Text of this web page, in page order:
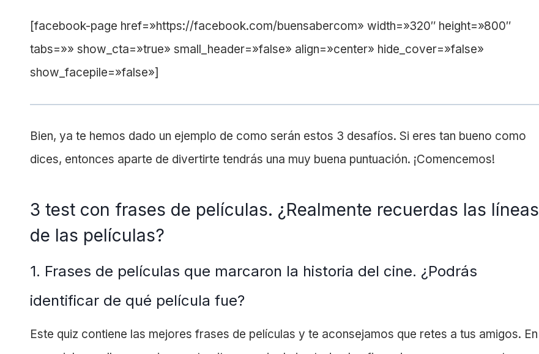
[facebook-page href=»https://facebook.com/buensabercom» width=»320″ height=»800″
tabs=»» show_cta=»true» small_header=»false» align=»center» hide_cover=»false»
show_facepile=»false»]
Bien, ya te hemos dado un ejemplo de como serán estos 3 desafíos. Si eres tan bueno como
dices, entonces aparte de divertirte tendrás una muy buena puntuación. ¡Comencemos!
3 test con frases de películas. ¿Realmente recuerdas las líneas
de las películas?
1. Frases de películas que marcaron la historia del cine. ¿Podrás
identificar de qué película fue?
Este quiz contiene las mejores frases de películas y te aconsejamos que retes a tus amigos. En